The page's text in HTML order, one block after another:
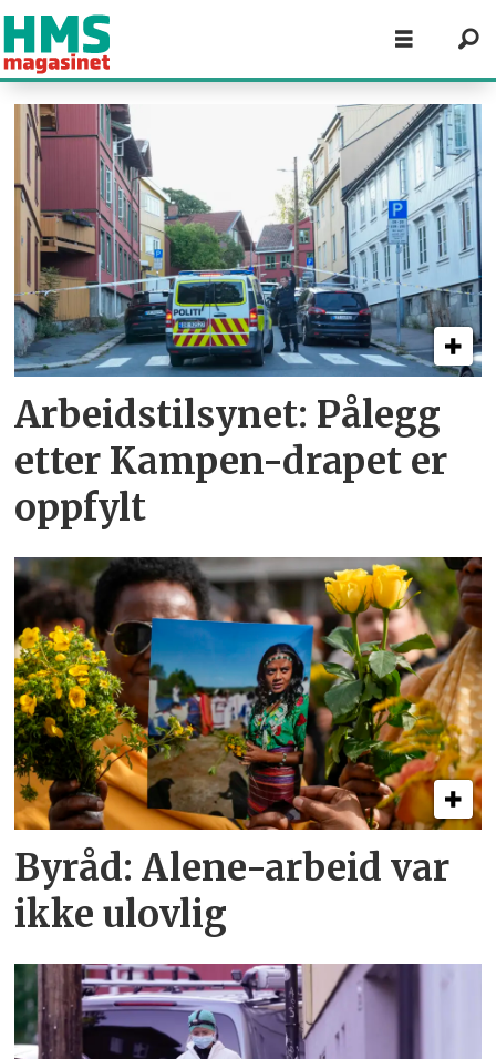
Tag:
jobber
alene
Arbeidstilsynet: Pålegg
etter Kampen-drapet er
oppfylt
Byråd: Alene-arbeid var
ikke ulovlig